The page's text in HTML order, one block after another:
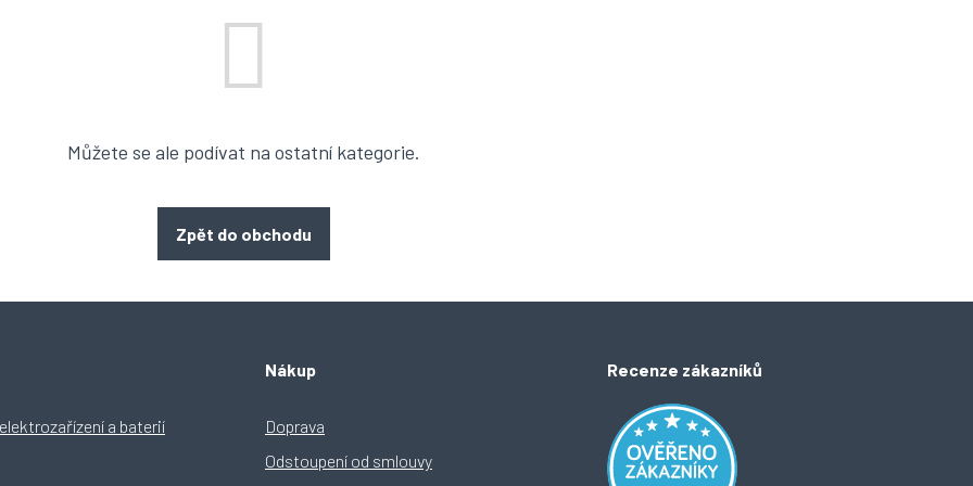
Můžete se ale podívat na ostatní kategorie.
Zpět do obchodu
a baterií
Nákup
Doprava
Odstoupení od smlouvy
Recenze zákazníků